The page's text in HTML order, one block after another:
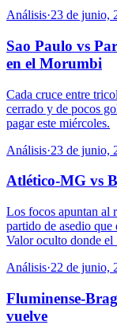
Análisis·23 de junio,
Sao Paulo vs
en el Morumbi
Cada cruce entre
cerrado y de pocos
pagar este miércoles.
Análisis·23 de junio,
Atlético-MG vs
Los focos apuntan al
partido de asedio que
Valor oculto donde
Análisis·22 de junio,
Fluminense-
vuelve